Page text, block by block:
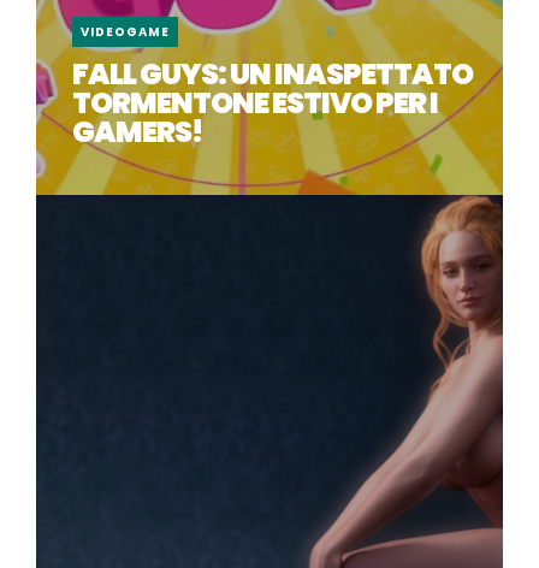
VIDEOGAME
FALL GUYS: UN INASPETTATO
TORMENTONE ESTIVO PER I
GAMERS!